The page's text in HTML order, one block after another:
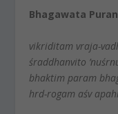
Bhagawata
vikriditam vraja-
śraddhanvito
bhaktim param
hrd-rogam aśv